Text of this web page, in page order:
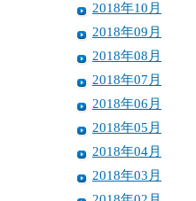
2018年10月
2018年09月
2018年08月
2018年07月
2018年06月
2018年05月
2018年04月
2018年03月